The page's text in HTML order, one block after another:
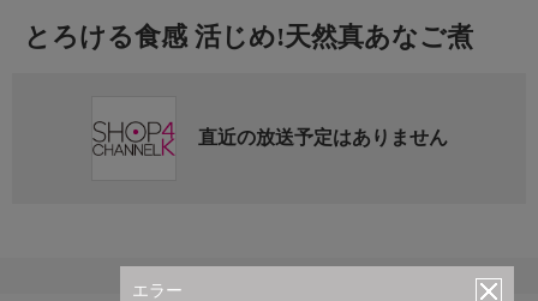
エラー
とろける食感 活じめ!天然真あなご煮
直近の放送予定はありません